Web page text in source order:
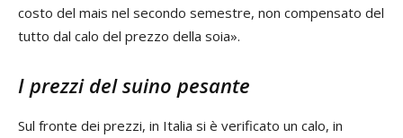
costo del mais nel secondo semestre, non compensato del
tutto dal calo del prezzo della soia».
I prezzi del suino pesante
Sul fronte dei prezzi, in Italia si è verificato un calo, in